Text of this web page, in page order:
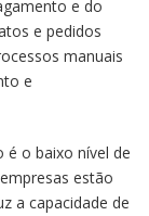
e do
e pedidos
manuais
e
o baixo nível de
estão
a capacidade de